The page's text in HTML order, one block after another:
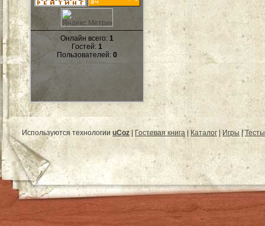
Онлайн всего: 1
Гостей: 1
Пользователей: 0
Используются технологии uCoz Гостевая книга| Каталог Игры |Тесты